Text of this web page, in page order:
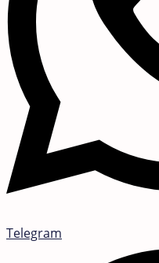
Telegram